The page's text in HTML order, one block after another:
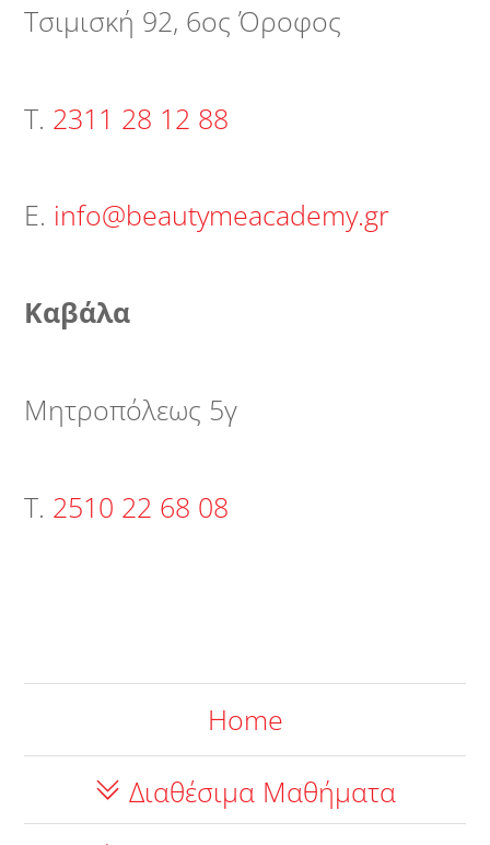
Τσιμισκή 92, 6ος Όροφος
Τ. 2311 28 12 88
Ε. info@beautymeacademy.gr
Καβάλα
Μητροπόλεως 5γ
Τ. 2510 22 68 08
Home
Διαθέσιμα Μαθήματα